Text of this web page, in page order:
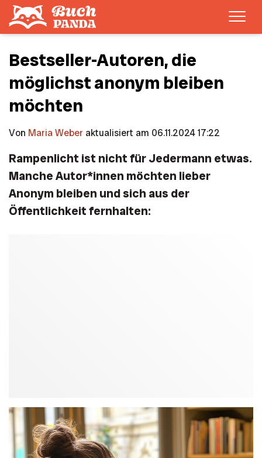
Bestseller-Autoren, die
möglichst anonym bleiben
möchten
Von Maria Weber aktualisiert am 06.11.2024 17:22
Rampenlicht ist nicht für Jedermann etwas.
Manche Autor*innen möchten lieber
Anonym bleiben und sich aus der
Öffentlichkeit fernhalten: